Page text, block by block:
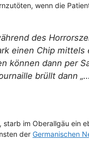
wenn die
des
einen Chip
können dann per
brüllt dann
im Oberallgäu ein
der Germanischen